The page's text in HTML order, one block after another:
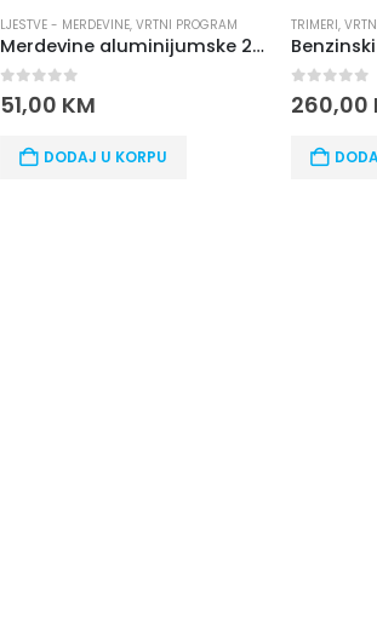
LJESTVE - MERDEVINE, VRTNI PROGRAM
Merdevine aluminijumske 2+1
0out of 5
51,00 KM
DODAJ U KORPU
TRIMERI,
0 out of
260,00